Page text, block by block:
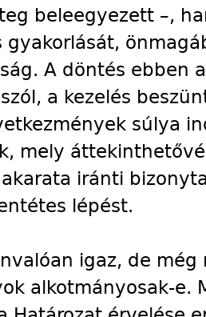
beleegyezett –,
gyakorlását,
A döntés ebben
a kezelés
súlya
mely
iránti
lépést.
igaz, de
alkotmányosak-e.